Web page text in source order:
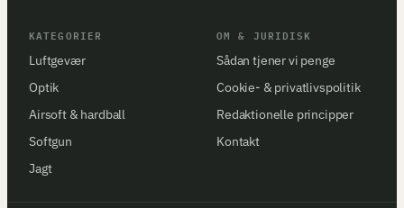
KATEGORIER
Luftgevær
Optik
Airsoft & hardball
Softgun
Jagt
OM & JURIDISK
Sådan tjener vi penge
Cookie- & privatlivspolitik
Redaktionelle principper
Kontakt